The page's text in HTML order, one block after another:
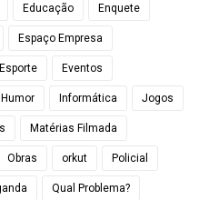
Educação Enquete
Espaço Empresa
Esporte Eventos
Humor Informática Jogos
Matérias Filmada
Obras orkut Policial
Qual Problema?